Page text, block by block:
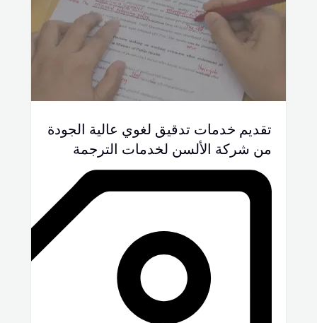
تقديم خدمات تدقيق لغوي عالية الجودة
من شركة الألسن لخدمات الترجمة